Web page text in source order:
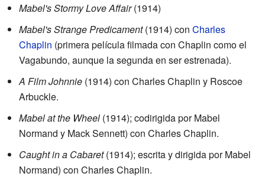
Mabel's Stormy Love Affair(1914)
Mabel's Strange Predicament(1914) con Charles
Chaplin (primera película filmada con Chaplin como el
Vagabundo, aunque la segunda en ser estrenada).
A Film Johnnie (1914) con Charles Chaplin y Roscoe
Arbuckle.
Mabel at the Wheel (1914); codirigida por Mabel
Normand y Mack Sennett) con Charles Chaplin.
Caught in a Cabaret(1914); escrita y dirigida por Mabel
Normand) con Charles Chaplin.